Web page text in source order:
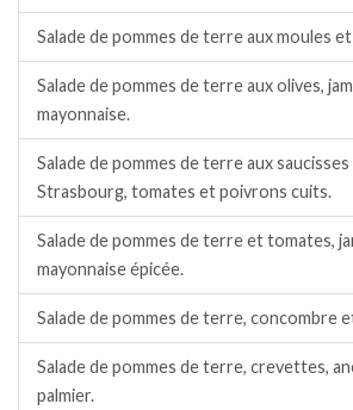
Salade de pommes de terre aux moules
Salade de pommes de terre aux olives,
mayonnaise.
Salade de pommes de terre aux
Strasbourg, tomates et poivrons cuits.
Salade de pommes de terre et tomates,
mayonnaise épicée.
Salade de pommes de terre, concombre
Salade de pommes de terre, crevettes,
palmier.